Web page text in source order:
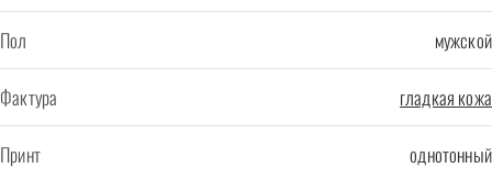
Пол мужской
Фактура гладкая кожа
Принт однотонный